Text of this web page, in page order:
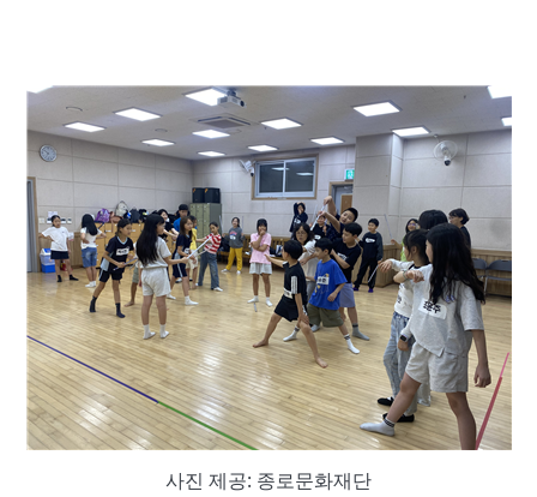
사진 제공: 종로문화재단